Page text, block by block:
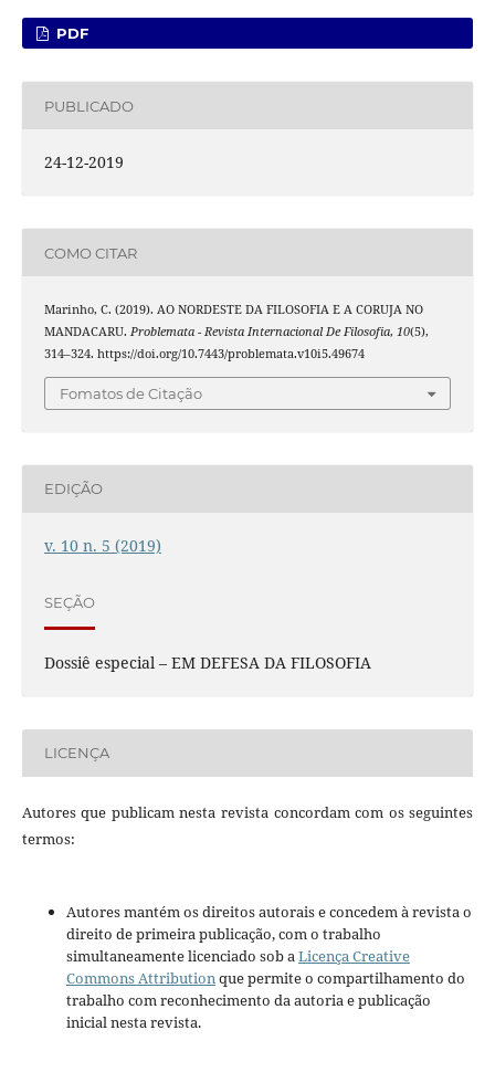
PDF
PUBLICADO
24-12-2019
COMO CITAR
Marinho, C. (2019). AO NORDESTE DA FILOSOFIA E A CORUJA NO
MANDACARU. Problemata - Revista Internacional De Filosofia, 10(5),
314–324. https://doi.org/10.7443/problemata.v10i5.49674
Fomatos de Citação
EDIÇÃO
v. 10 n. 5 (2019)
SEÇÃO
Dossiê especial – EM DEFESA DA FILOSOFIA
LICENÇA
Autores que publicam nesta revista concordam com os seguintes
termos:
Autores mantém os direitos autorais e concedem à revista o
direito de primeira publicação, com o trabalho
simultaneamente licenciado sob aLicença Creative
Commons Attributionque permite o compartilhamento do
trabalho com reconhecimento da autoria e publicação
inicial nesta revista.